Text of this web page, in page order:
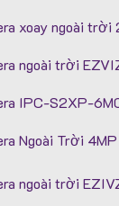
xoay ngoài trời
ngoài trời
IPC-S2XP-
Ngoài Trời
ngoài trời